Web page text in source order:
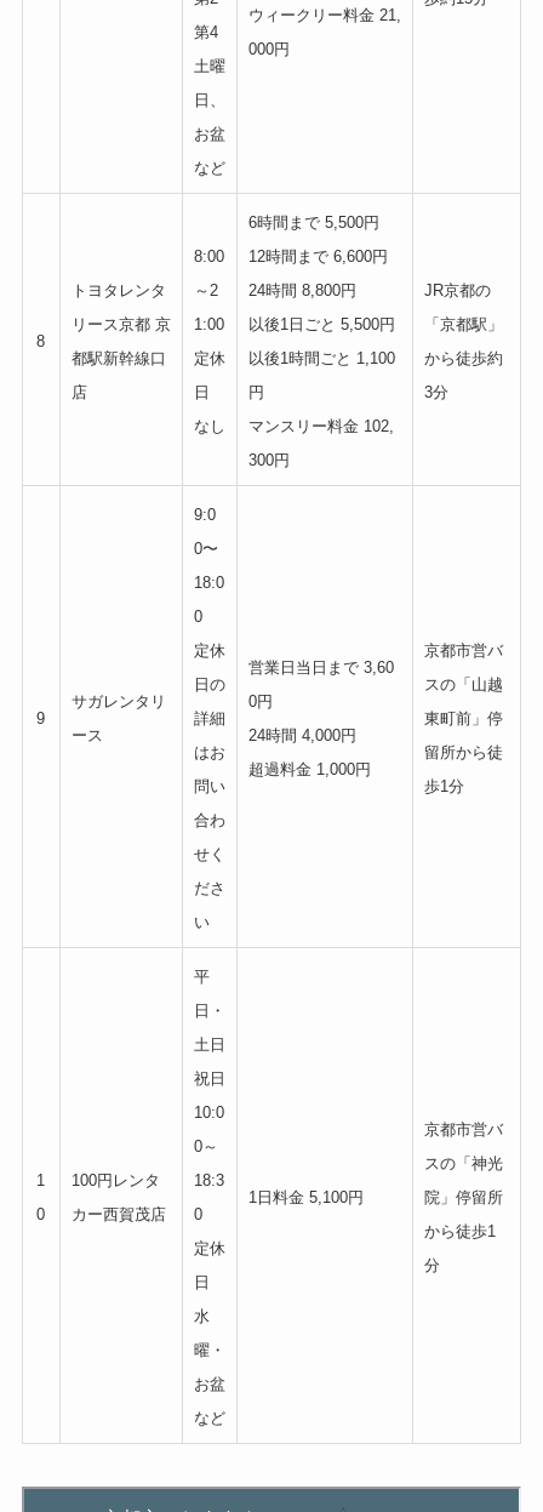
第4
土曜
日、
お盆
など
ウィークリー料金 21,
000円
8
トヨタレンタ
リース京都 京
都駅新幹線口
店
8:00
～2
1:00
定休
日
なし
6時間まで 5,500円
12時間まで 6,600円
24時間 8,800円
以後1日ごと 5,500円
以後1時間ごと 1,100
円
マンスリー料金 102,
300円
JR京都の
「京都駅」
から徒歩約
3分
9
サガレンタリ
ース
9:0
0〜
18:0
0
定休
日の
詳細
はお
問い
合わ
せく
ださ
い
営業日当日まで 3,60
0円
24時間 4,000円
超過料金 1,000円
京都市営バ
スの「山越
東町前」停
留所から徒
歩1分
1
0
100円レンタ
カー西賀茂店
平
日・
土日
祝日
10:0
0～
18:3
0
定休
日
水
曜・
お盆
など
1日料金 5,100円
京都市営バ
スの「神光
院」停留所
から徒歩1
分